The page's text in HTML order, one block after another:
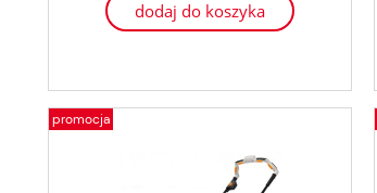
dodaj do koszyka
promocja